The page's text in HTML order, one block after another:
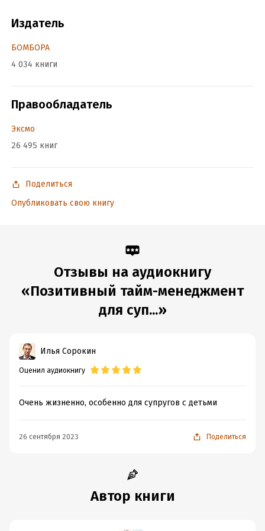
Дата поступления:
Издатель
БОМБОРА
4 034 книги
Правообладатель
Эксмо
26 495 книг
Поделиться
Опубликовать свою книгу
Отзывы на аудиокнигу
«Позитивный тайм-менеджмент
для суп...»
Илья Сорокин
Оценил аудиокнигу
Очень жизненно, особенно для супругов с детьми
26 сентября 2023 Поделиться
Автор книги